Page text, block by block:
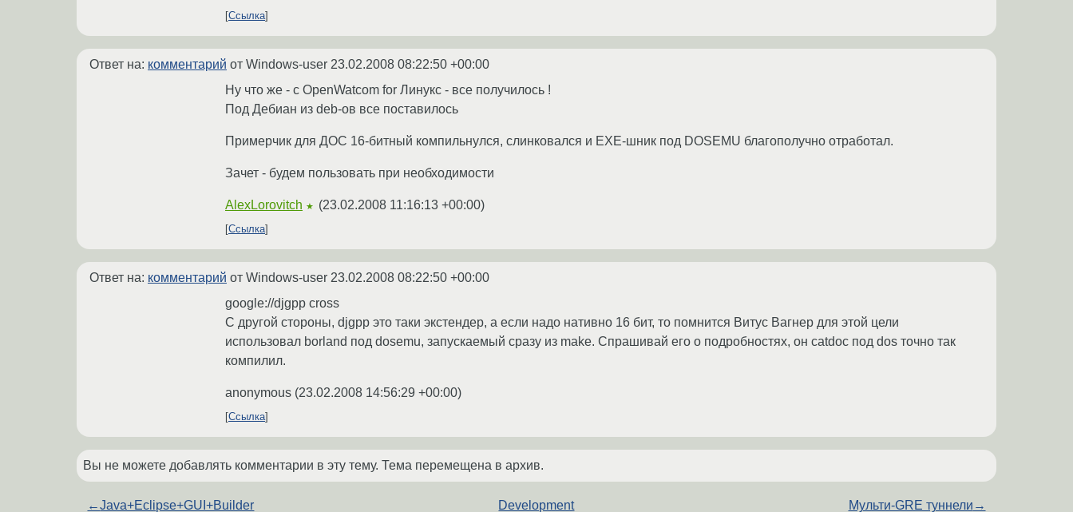
Ссылка
Ответ на: комментарий от Windows-user 23.02.2008 08:22:50 +00:00
Ну что же - с OpenWatcom for Линукс - все получилось !
Под Дебиан из deb-ов все поставилось
Примерчик для ДОС 16-битный компильнулся, слинковался и EXE-шник под DOSEMU благополучно отработал.
Зачет - будем пользовать при необходимости
AlexLorovitch ★ (23.02.2008 11:16:13 +00:00)
Ссылка
Ответ на: комментарий от Windows-user 23.02.2008 08:22:50 +00:00
google://djgpp cross
С другой стороны, djgpp это таки экстендер, а если надо нативно 16 бит, то помнится Витус Вагнер для этой цели
использовал borland под dosemu, запускаемый сразу из make. Спрашивай его о подробностях, он catdoc под dos точно так
компилил.
anonymous (23.02.2008 14:56:29 +00:00)
Ссылка
Вы не можете добавлять комментарии в эту тему. Тема перемещена в архив.
←Java+Eclipse+GUI+Builder Development Мульти-GRE туннели →